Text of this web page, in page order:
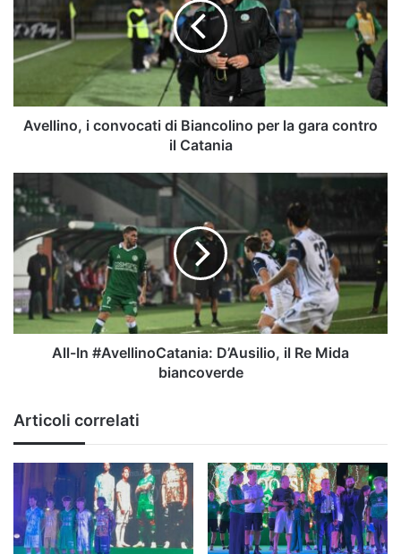
di
Biancolino
la
contro
Avellino, i convocati di Biancolino per la gara contro
il Catania
In
#AvellinoCatania:
D’Ausilio,
il
Re
Mida
biancoverde
All-In #AvellinoCatania: D’Ausilio, il Re Mida
biancoverde
Articoli correlati